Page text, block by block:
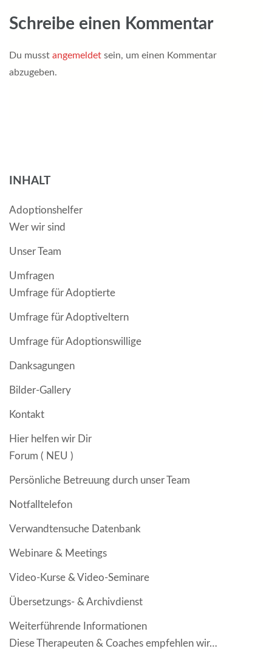
Schreibe einen Kommentar
Du musst angemeldet sein, um einen Kommentar
abzugeben.
INHALT
Adoptionshelfer
Wer wir sind
Unser Team
Umfragen
Umfrage für Adoptierte
Umfrage für Adoptiveltern
Umfrage für Adoptionswillige
Danksagungen
Bilder-Gallery
Kontakt
Hier helfen wir Dir
Forum ( NEU )
Persönliche Betreuung durch unser Team
Notfalltelefon
Verwandtensuche Datenbank
Webinare & Meetings
Video-Kurse & Video-Seminare
Übersetzungs- & Archivdienst
Weiterführende Informationen
Diese Therapeuten & Coaches empfehlen wir…